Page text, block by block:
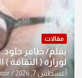
مقالات
بقلم/ ظافر
النخبة والإرث
أغسطس 7, 2026